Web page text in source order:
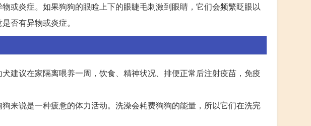
或炎症。如果狗狗的眼睑上下的眼睫毛刺激到眼睛，它们会频繁眨眼以
否有异物或炎症。
建议在家隔离喂养一周，饮食、精神状况、排便正常后注射疫苗，免疫
来说是一种疲惫的体力活动。洗澡会耗费狗狗的能量，所以它们在洗完